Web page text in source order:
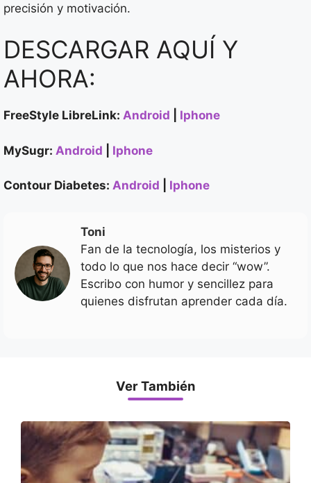
precisión y motivación.
DESCARGAR AQUÍ Y
AHORA:
FreeStyle LibreLink: Android Iphone
MySugr: Android Iphone
Contour Diabetes: Android Iphone
Toni
Fan de la tecnología, los misterios y
todo lo que nos hace decir “wow”.
Escribo con humor y sencillez para
quienes disfrutan aprender cada día.
Ver También